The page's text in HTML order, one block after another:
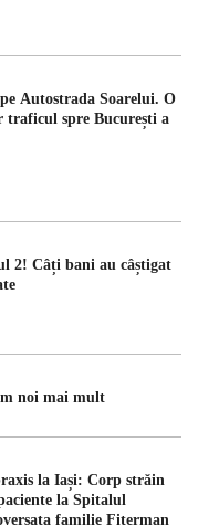
Autostrada Soarelui. O
traficul spre București a
2! Câți bani au câștigat
noi mai mult
la Iași: Corp străin
la Spitalul
familie Fiterman